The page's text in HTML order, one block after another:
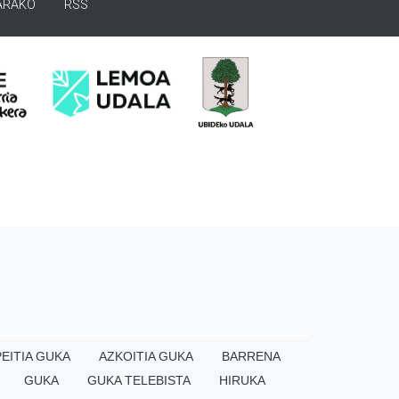
RSS
GUKA AZKOITIA GUKA
BARRENA
GUKA
GUKA TELEBISTA
HIRUKA